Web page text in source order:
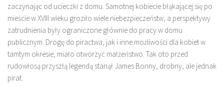
zaczynając od ucieczki z domu. Samotnej kobiecie błąkającej się po
mieście w XVIII wieku groziło wiele niebezpieczeństw, a perspektywy
zatrudnienia były ograniczone głównie do pracy w domu
publicznym. Drogę do piractwa, jak i inne możliwości dla kobiet w
tamtym okresie, miało otworzyć małżeństwo. Tak oto przed
rudowłosą przyszłą legendą stanął James Bonny, drobny, ale jednak
pirat.